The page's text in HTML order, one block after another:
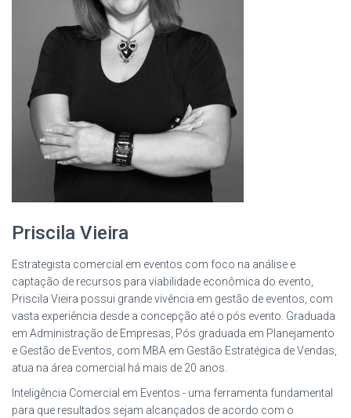
Priscila Vieira
Estrategista comercial em eventos com foco na análise e
captação de recursos para viabilidade econômica do evento,
Priscila Vieira possui grande vivência em gestão de eventos, com
vasta experiência desde a concepção até o pós evento. Graduada
em Administração de Empresas, Pós graduada em Planejamento
e Gestão de Eventos, com MBA em Gestão Estratégica de Vendas,
atua na área comercial há mais de 20 anos.
Inteligência Comercial em Eventos - uma ferramenta fundamental
para que resultados sejam alcançados de acordo com o